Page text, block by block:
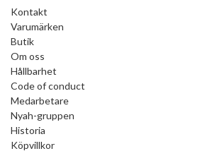
Kontakt
Varumärken
Butik
Om oss
Hållbarhet
Code of conduct
Medarbetare
Nyah-gruppen
Historia
Köpvillkor